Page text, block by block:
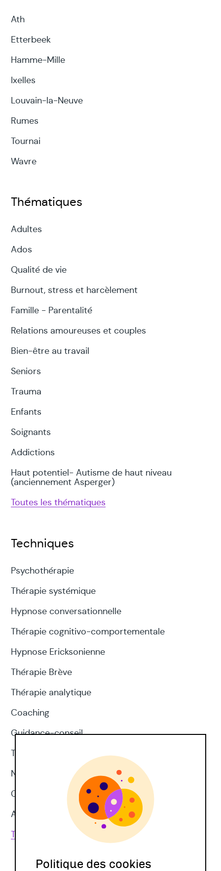
Ath
Etterbeek
Hamme-Mille
Ixelles
Louvain-la-Neuve
Rumes
Tournai
Wavre
Thématiques
Adultes
Ados
Qualité de vie
Burnout, stress et harcèlement
Famille - Parentalité
Relations amoureuses et couples
Bien-être au travail
Seniors
Trauma
Enfants
Soignants
Addictions
Haut potentiel- Autisme de haut niveau
(anciennement Asperger)
Toutes les thématiques
Techniques
Psychothérapie
Thérapie systémique
Hypnose conversationnelle
Thérapie cognitivo-comportementale
Hypnose Ericksonienne
Thérapie Brève
Thérapie analytique
Coaching
Guidance-conseil
Thérapie d'acceptation et d'engagement
Neuropsychologie
CNV
Approches corporelles
Toutes les techniques
Politique des cookies